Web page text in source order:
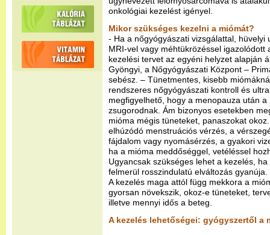
onkológiai kezelést igényel.
Mikor szükséges kezelni a miómát?
- Ha a nőgyógyászati vizsgálattal, hüvelyi
MRI-vel vagy méhtükrözéssel igazolódott
kezelési tervet az egyéni helyzet alapján
Gyöngyi, a Nőgyógyászati Központ –
sebész. – Tünetmentes, kisebb
rendszeres nőgyógyászati kontroll és
megfigyelhető, hogy a menopauza után
zsugorodnak. Ám bizonyos esetekben
mióma mégis tüneteket, panaszokat
elhúzódó menstruációs vérzés, a
fájdalom vagy nyomásérzés, a gyakori
ha a mióma meddőséggel, vetéléssel
Ugyancsak szükséges lehet a kezelés,
felmerül rosszindulatú elváltozás gyanúja.
A kezelés maga attól függ mekkora a
gyorsan növekszik, okoz-e tüneteket,
illetve mennyi idős a beteg.
A kezelés lehetőségei: gyógyszertől a